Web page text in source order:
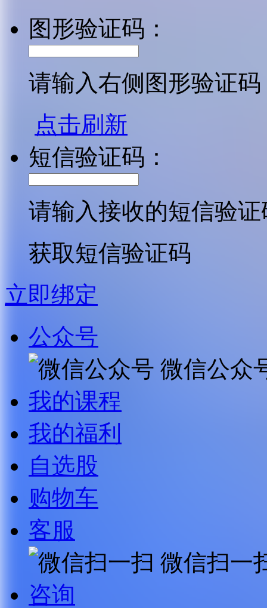
图形验证码：
请输入右侧图形验证码
点击刷新
短信验证码：
请输入接收的短信验证
获取短信验证码
立即绑定
公众号
微信公众
我的课程
我的福利
自选股
购物车
客服
微信扫一
咨询